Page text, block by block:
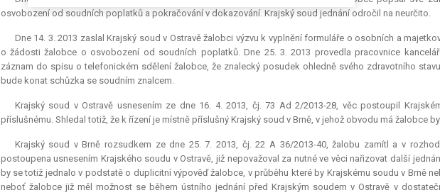
osvobození od soudních poplatků a pokračování v dokazování. Krajský soud jednání odročil na neurčito.
Dne 14. 3. 2013 zaslal Krajský soud v Ostravě žalobci výzvu k vyplnění formuláře o osobních a
o žádosti žalobce o osvobození od soudních poplatků. Dne 25. 3. 2013 provedla pracovnice
záznam do spisu o telefonickém sdělení žalobce, že znalecký posudek ohledně svého zdravotního
bude konat schůzka se soudním znalcem.
Krajský soud v Ostravě usnesením ze dne 16. 4. 2013, čj. 73 Ad 2/2013-28, věc postoupil
příslušnému. Shledal totiž, že k řízení je místně příslušný Krajský soud v Brně, v jehož obvodu má žalobce
Krajský soud v Brně rozsudkem ze dne 25. 7. 2013, čj. 22 A 36/2013-40, žalobu zamítl a v
postoupena usnesením Krajského soudu v Ostravě, již nepovažoval za nutné ve věci nařizovat další
by se totiž jednalo v podstatě o duplicitní výpověď žalobce, v průběhu které by Krajskému soudu v Brně
neboť žalobce již měl možnost se během ústního jednání před Krajským soudem v Ostravě v